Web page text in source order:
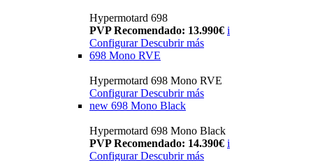
Hypermotard 698
PVP Recomendado: 13.990€ i
ConfigurarDescubrir más
698 Mono RVE
Hypermotard 698 Mono RVE
Configurar Descubrir más
new 698 Mono Black
Hypermotard 698 Mono Black
PVP Recomendado: 14.390€ i
Configurar Descubrir más